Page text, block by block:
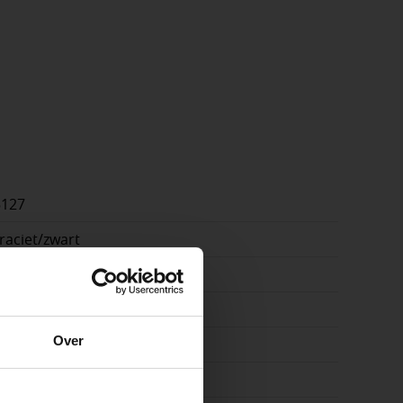
Over
zwart